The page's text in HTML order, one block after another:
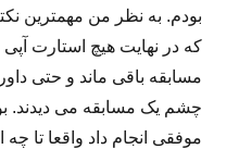
بودم. به نظر من مهمترین
که در نهایت هیچ استارت
مسابقه باقی ماند و حتی
چشم یک مسابقه می دیدند.
موفقی انجام داد واقعا تا چه